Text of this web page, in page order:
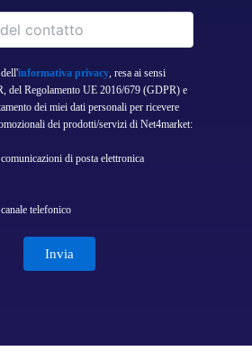
informativa privacy, resa ai sensi
del Regolamento UE 2016/679 (GDPR) e
dei miei dati personali per ricevere
dei prodotti/servizi di Net4market:
di posta elettronica
telefonico